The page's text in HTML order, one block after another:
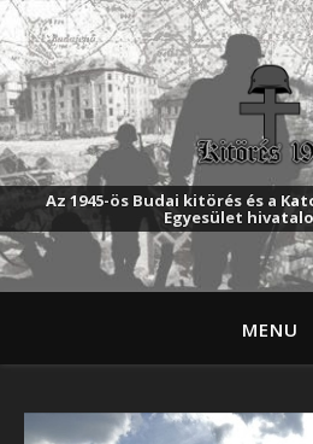
Az 1945-ös Budai kitörés és a
Egyesület
MENU